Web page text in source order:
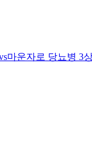
마운자로 당뇨병 3